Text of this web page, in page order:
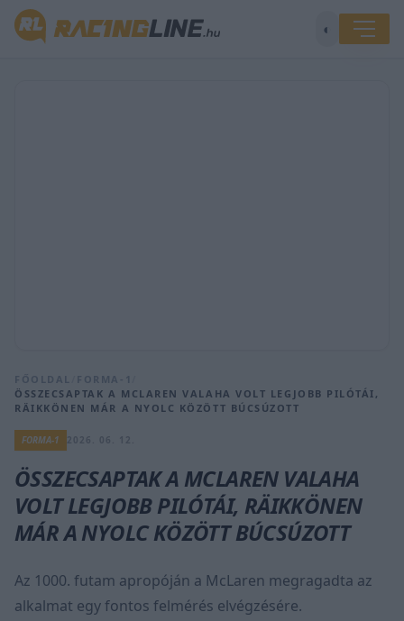
◐
FŐOLDAL FORMA-1
ÖSSZECSAPTAK A MCLAREN VALAHA VOLT LEGJOBB PILÓTÁI,
RÄIKKÖNEN MÁR A NYOLC KÖZÖTT BÚCSÚZOTT
FORMA-1
ÖSSZECSAPTAK A MCLAREN VALAHA
VOLT LEGJOBB PILÓTÁI, RÄIKKÖNEN
MÁR A NYOLC KÖZÖTT BÚCSÚZOTT
Az 1000. futam apropóján a McLaren megragadta az
alkalmat egy fontos felmérés elvégzésére.